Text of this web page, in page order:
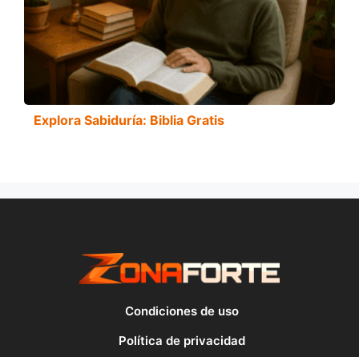
Explora Sabiduría: Biblia Gratis
Condiciones de uso
Política de privacidad